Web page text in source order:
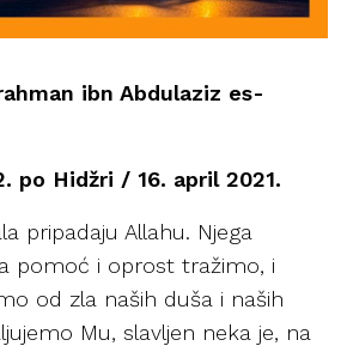
ibn Abdulaziz es-
po Hidžri / 16. april 2021.
pripadaju Allahu. Njega
pomoć i oprost tražimo, i
od zla naših duša i naših
Mu, slavljen neka je, na